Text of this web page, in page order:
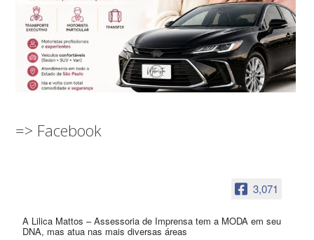
=> Facebook
3,071
A Lilica Mattos – Assessoria de Imprensa tem a MODA em seu
DNA, mas atua nas mais diversas áreas